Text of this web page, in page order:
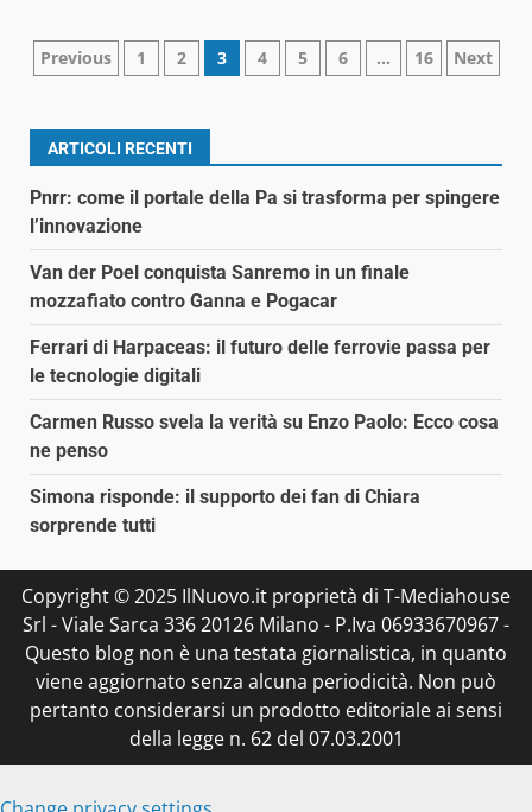
Paginazione
articoli
Previous 1 2 3 4 5 6 … 16 Next
ARTICOLI RECENTI
Pnrr: come il portale della Pa si trasforma per spingere
l’innovazione
Van der Poel conquista Sanremo in un finale
mozzafiato contro Ganna e Pogacar
Ferrari di Harpaceas: il futuro delle ferrovie passa per
le tecnologie digitali
Carmen Russo svela la verità su Enzo Paolo: Ecco cosa
ne penso
Simona risponde: il supporto dei fan di Chiara
sorprende tutti
Copyright © 2025 IlNuovo.it proprietà di T-Mediahouse
Srl - Viale Sarca 336 20126 Milano - P.Iva 06933670967 -
Questo blog non è una testata giornalistica, in quanto
viene aggiornato senza alcuna periodicità. Non può
pertanto considerarsi un prodotto editoriale ai sensi
della legge n. 62 del 07.03.2001